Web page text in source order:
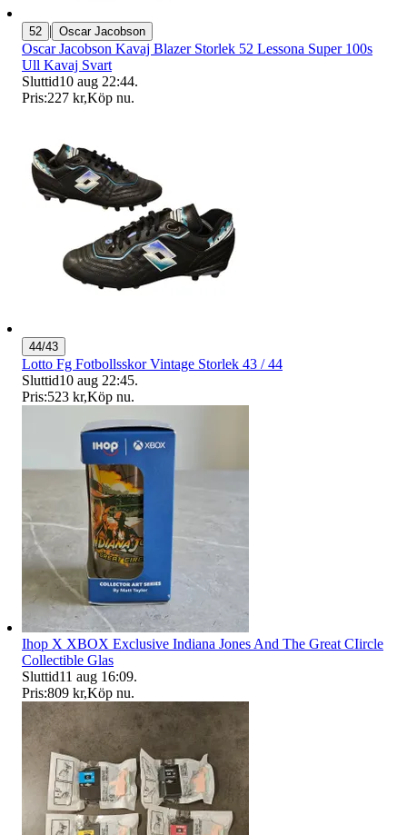
52 | Oscar Jacobson
Oscar Jacobson Kavaj Blazer Storlek 52 Lessona Super 100s
Ull Kavaj Svart
Sluttid10 aug 22:44.
Pris:227 kr,Köp nu.
44/43
Lotto Fg Fotbollsskor Vintage Storlek 43 / 44
Sluttid10 aug 22:45.
Pris:523 kr,Köp nu.
Ihop X XBOX Exclusive Indiana Jones And The Great CIircle
Collectible Glas
Sluttid11 aug 16:09.
Pris:809 kr,Köp nu.